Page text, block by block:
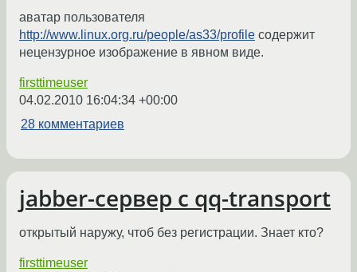
аватар пользователя
http://www.linux.org.ru/people/as33/profile содержит
нецензурное изображение в явном виде.
firsttimeuser
04.02.2010 16:04:34 +00:00
28 комментариев
jabber-сервер с qq-transport
открытый наружу, чтоб без регистрации. Знает кто?
firsttimeuser